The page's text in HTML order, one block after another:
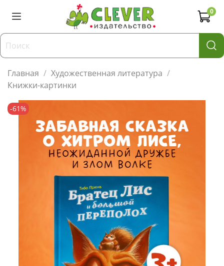
0
Главная
Художественная литература
Книжки-картинки
-61%